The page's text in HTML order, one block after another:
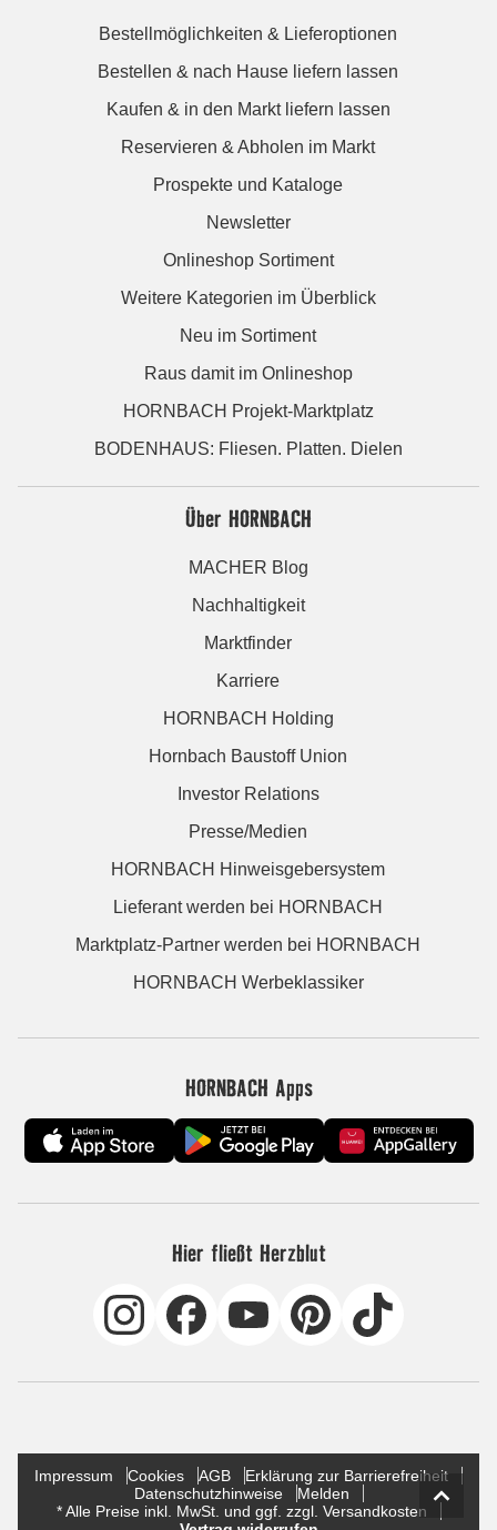
Bestellmöglichkeiten & Lieferoptionen
Bestellen & nach Hause liefern lassen
Kaufen & in den Markt liefern lassen
Reservieren & Abholen im Markt
Prospekte und Kataloge
Newsletter
Onlineshop Sortiment
Weitere Kategorien im Überblick
Neu im Sortiment
Raus damit im Onlineshop
HORNBACH Projekt-Marktplatz
BODENHAUS: Fliesen. Platten. Dielen
Über HORNBACH
MACHER Blog
Nachhaltigkeit
Marktfinder
Karriere
HORNBACH Holding
Hornbach Baustoff Union
Investor Relations
Presse/Medien
HORNBACH Hinweisgebersystem
Lieferant werden bei HORNBACH
Marktplatz-Partner werden bei HORNBACH
HORNBACH Werbeklassiker
HORNBACH Apps
Hier fließt Herzblut
Impressum Cookies AGB
Erklärung zur Barrierefreiheit
Datenschutzhinweise
Melden
* Alle Preise inkl. MwSt. und ggf. zzgl. Versandkosten